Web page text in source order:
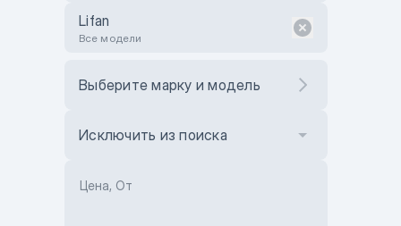
Lifan
Все модели
Выберите марку и модель
Исключить из поиска
Цена, От